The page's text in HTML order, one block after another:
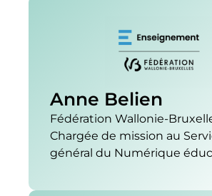
Anne Belien
Fédération Wallonie-
Chargée de mission au
général du Numérique